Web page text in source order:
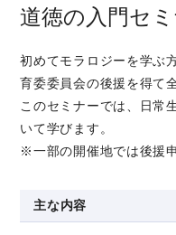
道徳の入門セ
初めてモラロジーを学ぶ
育委委員会の後援を得て
このセミナーでは、日常
いて学びます。
※一部の開催地では後援
主な内容